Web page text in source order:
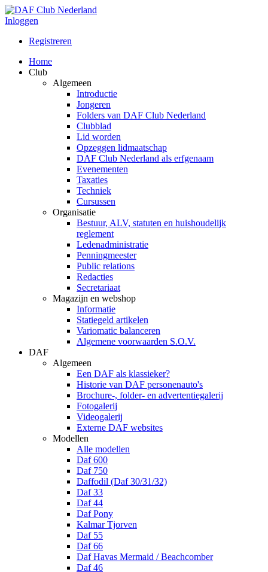
Inloggen
Registreren
Home
Club
Algemeen
Introductie
Jongeren
Folders van DAF Club Nederland
Clubblad
Lid worden
Opzeggen lidmaatschap
DAF Club Nederland als erfgenaam
Evenementen
Taxaties
Techniek
Cursussen
Organisatie
Bestuur, ALV, statuten en huishoudelijk
reglement
Ledenadministratie
Penningmeester
Public relations
Redacties
Secretariaat
Magazijn en webshop
Informatie
Statiegeld artikelen
Variomatic balanceren
Algemene voorwaarden S.O.V.
DAF
Algemeen
Een DAF als klassieker?
Historie van DAF personenauto's
Brochure-, folder- en advertentiegalerij
Fotogalerij
Videogalerij
Externe DAF websites
Modellen
Alle modellen
Daf 600
Daf 750
Daffodil (Daf 30/31/32)
Daf 33
Daf 44
Daf Pony
Kalmar Tjorven
Daf 55
Daf 66
Daf Havas Mermaid / Beachcomber
Daf 46